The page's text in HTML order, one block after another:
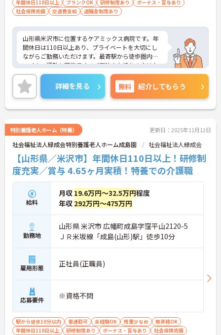
年間休日110日以上 ブランクOK 研修制度あり
ボーナス・賞与あり
社会保険完備
交通費支給 退職金制度あり
山形県米沢市に位置するケアミックス病院です。年
間休日は110日以上あり、プライベートを大切にし
ながらご勤務いただけます。最寄駅から徒歩圏内！
マイカー通勤も可能です。ご興味をお持ちの方はお
気軽にお問い合わせください。
詳細を見る 無料 紹介してもらう
特別養護老人ホーム（特養） 更新日：2025年11月12日
社会福祉法人緑成会特別養護老人ホーム成島園 社会福祉法人緑成会
【山形県／米沢市】年間休日110日以上！研修制
度充実／賞与 4.65ヶ月実積！特養での介護職
給料
月収 19.6万円～32.5万円程度
年収 292万円～475万円
勤務地
山形県 米沢市 広幡町成島字窪平山2120-5
ＪＲ米坂線「成島(山形)駅」徒歩10分
雇用形態 正社員(正職員)
応募要件 ※資格不問
駅から徒歩10分以内 車通勤可 未経験OK 残業少なめ
無資格OK
年間休日110日以上
研修制度あり ボーナス・賞与あり
社会保険完備